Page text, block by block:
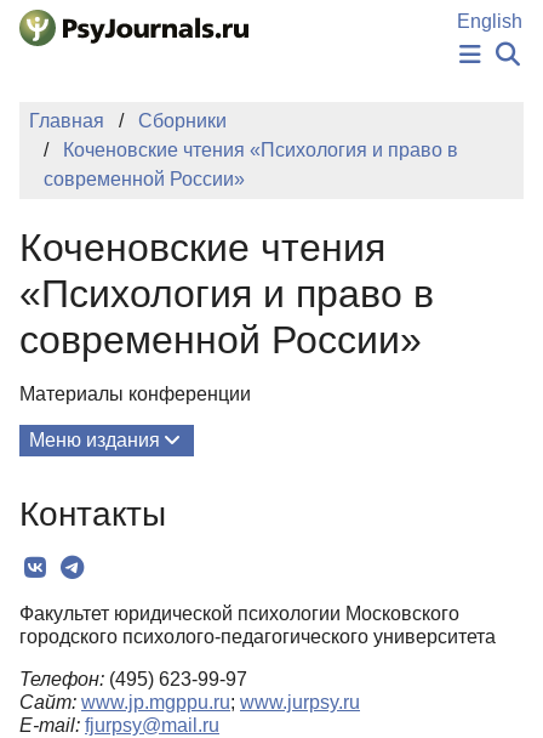
Перейти к основному содержанию
English
НОВОСТИ
ИЗДАНИЯ
КЛЮЧЕВЫЕ СЛОВА
Главная
Сборники
Коченовские чтения «Психология и право в
современной России»
Коченовские чтения
«Психология и право в
современной России»
Материалы конференции
Меню издания
Рубрики
Текст
Контакты
Контакты
Факультет юридической психологии Московского
городского психолого-педагогического университета
Телефон: (495) 623-99-97
Сайт: www.jp.mgppu.ru; www.jurpsy.ru
E-mail: fjurpsy@mail.ru